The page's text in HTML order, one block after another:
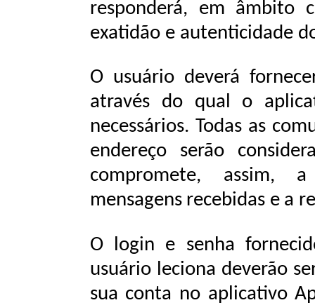
responderá,
em âmbito
exatidão e autenticidade
O usuário deverá
através do qual o
necessários. Todas as
endereço serão
compromete,
assim,
a
mensagens recebidas e a
O login e senha
usuário leciona deverão
sua conta no aplicativo